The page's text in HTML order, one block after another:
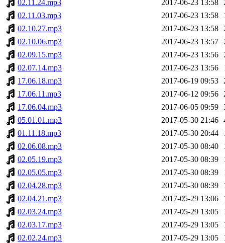
02.11.24.mp3
2017-06-23 13:58
02.11.03.mp3
2017-06-23 13:58
02.10.27.mp3
2017-06-23 13:58
02.10.06.mp3
2017-06-23 13:57
02.09.15.mp3
2017-06-23 13:56
02.07.14.mp3
2017-06-23 13:56
17.06.18.mp3
2017-06-19 09:53
17.06.11.mp3
2017-06-12 09:56
17.06.04.mp3
2017-06-05 09:59
05.01.01.mp3
2017-05-30 21:46
01.11.18.mp3
2017-05-30 20:44
02.06.08.mp3
2017-05-30 08:40
02.05.19.mp3
2017-05-30 08:39
02.05.05.mp3
2017-05-30 08:39
02.04.28.mp3
2017-05-30 08:39
02.04.21.mp3
2017-05-29 13:06
02.03.24.mp3
2017-05-29 13:05
02.03.17.mp3
2017-05-29 13:05
02.02.24.mp3
2017-05-29 13:05